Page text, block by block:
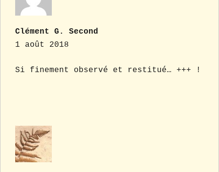
Clément G. Second
1 août 2018
Si finement observé et restitué… +++ !